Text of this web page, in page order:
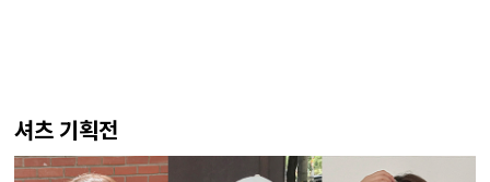
셔츠 기획전